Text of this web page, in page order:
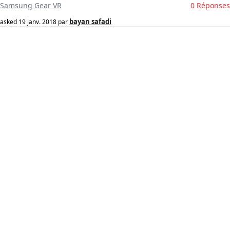
Samsung Gear VR 0 Réponses
asked 19 janv. 2018 par bayan safadi